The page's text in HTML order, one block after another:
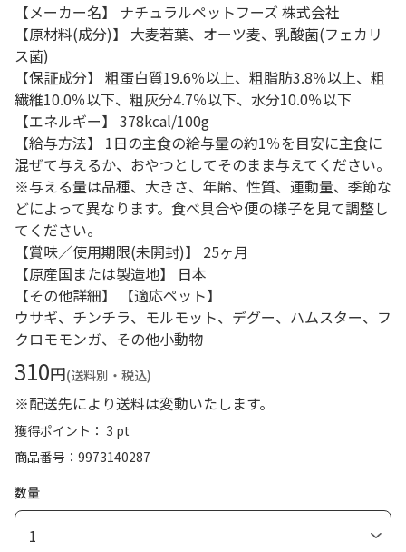
【メーカー名】 ナチュラルペットフーズ 株式会社
【原材料(成分)】 大麦若葉、オーツ麦、乳酸菌(フェカリ
ス菌)
【保証成分】 粗蛋白質19.6％以上、粗脂肪3.8％以上、粗
繊維10.0％以下、粗灰分4.7％以下、水分10.0％以下
【エネルギー】 378kcal/100g
【給与方法】 1日の主食の給与量の約1％を目安に主食に
混ぜて与えるか、おやつとしてそのまま与えてください。
※与える量は品種、大きさ、年齢、性質、運動量、季節な
どによって異なります。食べ具合や便の様子を見て調整し
てください。
【賞味／使用期限(未開封)】 25ヶ月
【原産国または製造地】 日本
【その他詳細】 【適応ペット】
ウサギ、チンチラ、モルモット、デグー、ハムスター、フ
クロモモンガ、その他小動物
310円(送料別・税込)
※配送先により送料は変動いたします。
獲得ポイント： 3 pt
商品番号
9973140287
数量
1